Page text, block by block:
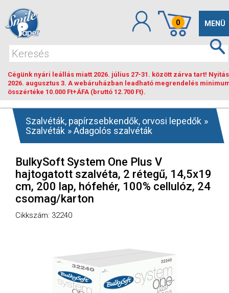
Toggle
MENÜ
0
Cégünk nyári leállás miatt 2026. július 27-31. között zárva tart!
2026. augusztus 3. A webáruházban leadható megrendelés
összértéke 10.000 Ft+ÁFA (bruttó 12.700 Ft).
Szalvéták, papírzsebkendők, orvosi lepedők »
Szalvéták »Adagolós szalvéták
BulkySoft System One Plus V
hajtogatott szalvéta, 2 rétegű, 14,5x19
cm, 200 lap, hófehér, 100% cellulóz, 24
csomag/karton
Cikkszám: 32240